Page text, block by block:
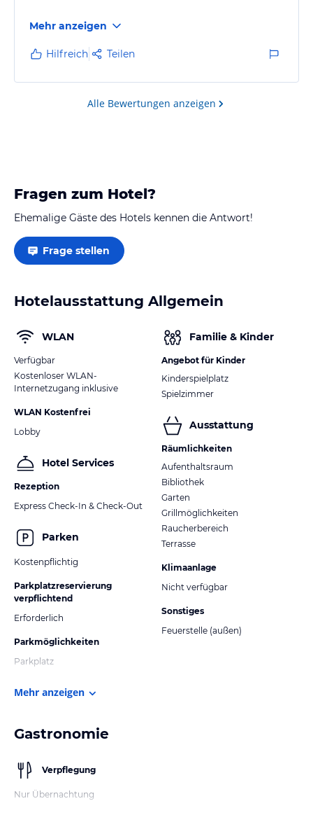
Mehr anzeigen
Hilfreich Teilen
Alle Bewertungen anzeigen
Fragen zum Hotel?
Ehemalige Gäste des Hotels kennen die Antwort!
Frage stellen
Hotelausstattung Allgemein
WLAN
Verfügbar
Kostenloser WLAN-
Internetzugang inklusive
WLAN Kostenfrei
Lobby
Hotel Services
Rezeption
Express Check-In & Check-Out
Parken
Kostenpflichtig
Parkplatzreservierung
verpflichtend
Erforderlich
Parkmöglichkeiten
Parkplatz
Familie & Kinder
Angebot für Kinder
Kinderspielplatz
Spielzimmer
Ausstattung
Räumlichkeiten
Aufenthaltsraum
Bibliothek
Garten
Grillmöglichkeiten
Raucherbereich
Terrasse
Klimaanlage
Nicht verfügbar
Sonstiges
Feuerstelle (außen)
Mehr anzeigen
Gastronomie
Verpflegung
Nur Übernachtung